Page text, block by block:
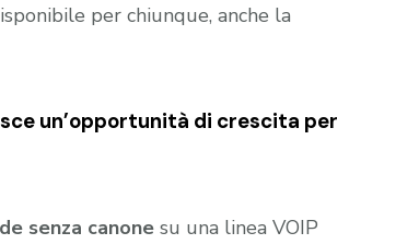
per chiunque, anche la
un’opportunità di crescita per
senza canone su una linea VOIP